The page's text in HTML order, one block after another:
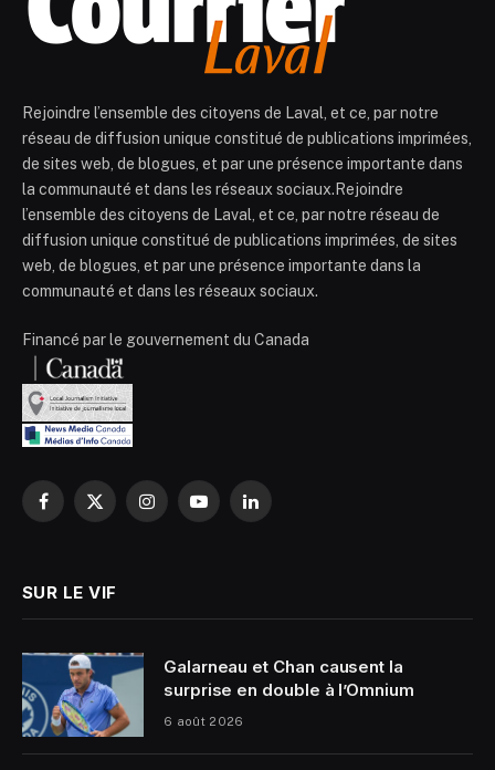
Rejoindre l’ensemble des citoyens de Laval, et ce, par notre
réseau de diffusion unique constitué de publications imprimées,
de sites web, de blogues, et par une présence importante dans
la communauté et dans les réseaux sociaux.Rejoindre
l’ensemble des citoyens de Laval, et ce, par notre réseau de
diffusion unique constitué de publications imprimées, de sites
web, de blogues, et par une présence importante dans la
communauté et dans les réseaux sociaux.
Financé par le gouvernement du Canada
Facebook
X
InstagramYouTubeLinkedIn
SUR LE VIF
Galarneau et Chan causent la
surprise en double à l’Omnium
6 août 2026